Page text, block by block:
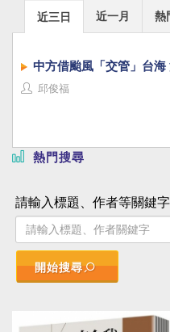
近三日 近一月 熱
中方借颱風「交管」台
邱俊福
熱門搜尋
請輸入標題、作者等關鍵字
開始搜尋